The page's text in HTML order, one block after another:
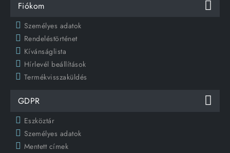
Fiókom
Személyes adatok
Rendeléstörténet
Kívánságlista
Hírlevél beállítások
Termékvisszaküldés
GDPR
Eszköztár
Személyes adatok
Mentett címek